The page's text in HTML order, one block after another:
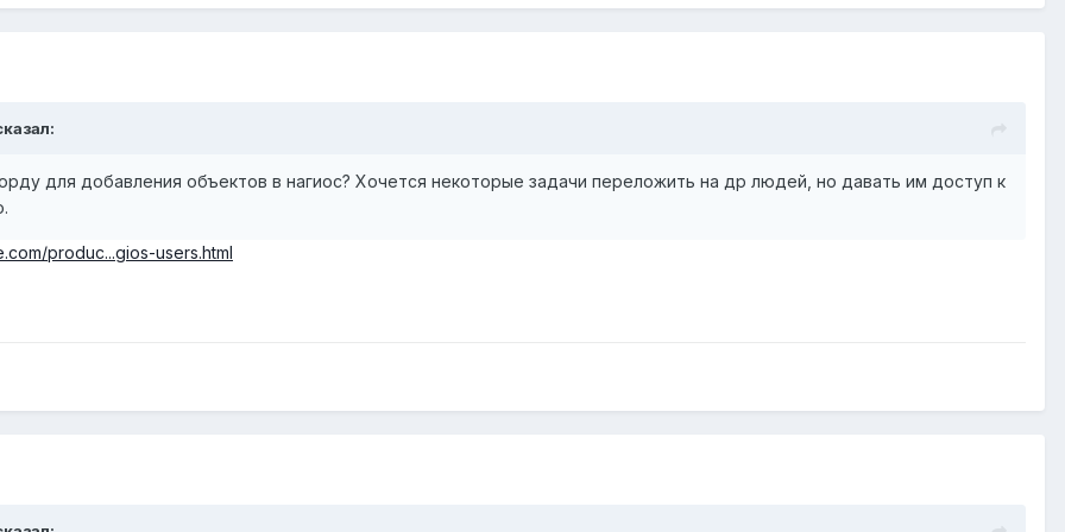
для добавления объектов в нагиос? Хочется некоторые задачи переложить на др людей, но давать им доступ к
produc...gios-users.html